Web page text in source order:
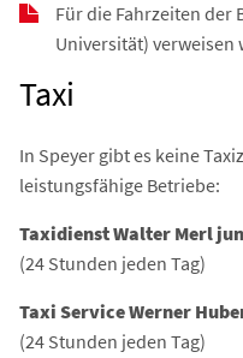
Für die Fahrzeiten der
Universität) verweisen
Taxi
In Speyer gibt es keine
leistungsfähige Betriebe:
Taxidienst Walter Merl
(24 Stunden jeden Tag)
Taxi Service Werner
(24 Stunden jeden Tag)